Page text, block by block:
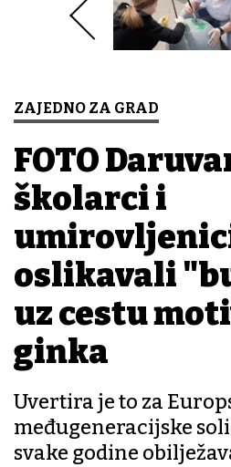
ZAJEDNO ZA GRAD
FOTO
školarci i
oslikavali
uz cestu
ginka
Uvertira je to za
međugeneracijske
svake godine